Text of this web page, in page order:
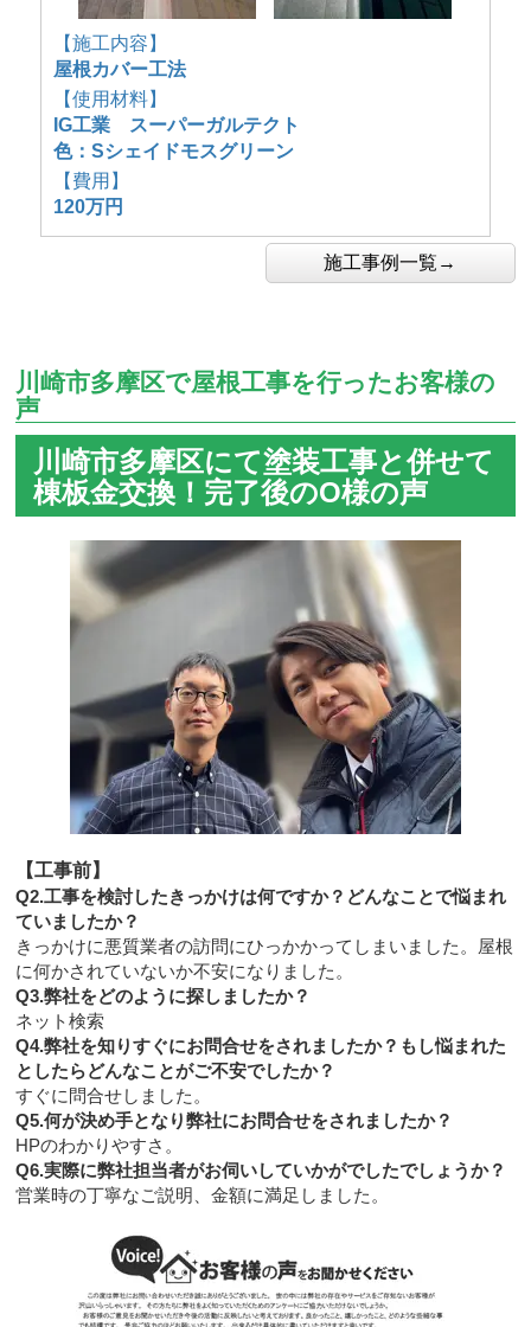
【施工内容】
屋根カバー工法
【使用材料】
IG工業 スーパーガルテクト
色：Sシェイドモスグリーン
【費用】
120万円
施工事例一覧→
川崎市多摩区で屋根工事を行ったお客様の
声
川崎市多摩区にて塗装工事と併せて
棟板金交換！完了後のO様の声
【工事前】
Q2.工事を検討したきっかけは何ですか？どんなことで悩まれ
ていましたか？
きっかけに悪質業者の訪問にひっかかってしまいました。屋根
に何かされていないか不安になりました。
Q3.弊社をどのように探しましたか？
ネット検索
Q4.弊社を知りすぐにお問合せをされましたか？もし悩まれた
としたらどんなことがご不安でしたか？
すぐに問合せしました。
Q5.何が決め手となり弊社にお問合せをされましたか？
HPのわかりやすさ。
Q6.実際に弊社担当者がお伺いしていかがでしたでしょうか？
営業時の丁寧なご説明、金額に満足しました。